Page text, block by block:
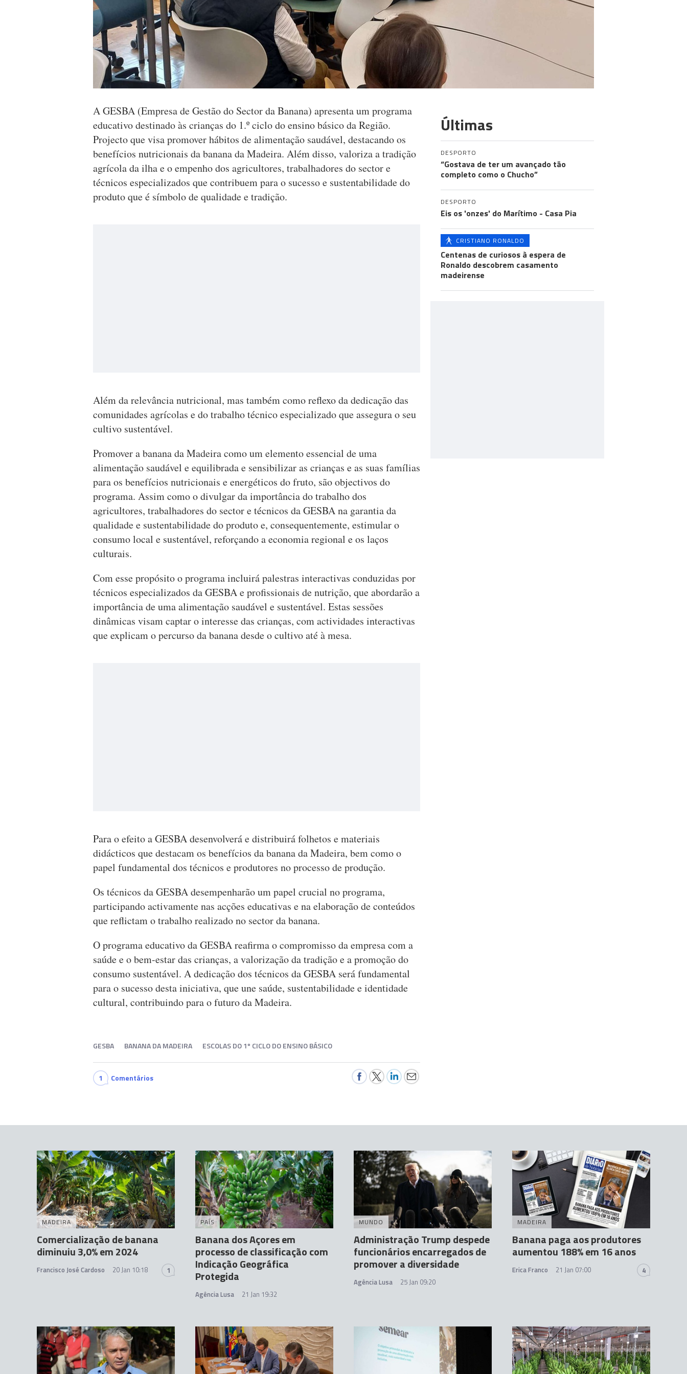
A GESBA (Empresa de Gestão do Sector da Banana) apresenta um programa
educativo destinado às crianças do 1.º ciclo do ensino básico da Região.
Projecto que visa promover hábitos de alimentação saudável, destacando os
benefícios nutricionais da banana da Madeira. Além disso, valoriza a tradição
agrícola da ilha e o empenho dos agricultores, trabalhadores do sector e
técnicos especializados que contribuem para o sucesso e sustentabilidade do
produto que é símbolo de qualidade e tradição.
Além da relevância nutricional, mas também como reflexo da dedicação das
comunidades agrícolas e do trabalho técnico especializado que assegura o seu
cultivo sustentável.
Promover a banana da Madeira como um elemento essencial de uma
alimentação saudável e equilibrada e sensibilizar as crianças e as suas famílias
para os benefícios nutricionais e energéticos do fruto, são objectivos do
programa. Assim como o divulgar da importância do trabalho dos
agricultores, trabalhadores do sector e técnicos da GESBA na garantia da
qualidade e sustentabilidade do produto e, consequentemente, estimular o
consumo local e sustentável, reforçando a economia regional e os laços
culturais.
Com esse propósito o programa incluirá palestras interactivas conduzidas por
técnicos especializados da GESBA e profissionais de nutrição, que abordarão a
importância de uma alimentação saudável e sustentável. Estas sessões
dinâmicas visam captar o interesse das crianças, com actividades interactivas
que explicam o percurso da banana desde o cultivo até à mesa.
Para o efeito a GESBA desenvolverá e distribuirá folhetos e materiais
didácticos que destacam os benefícios da banana da Madeira, bem como o
papel fundamental dos técnicos e produtores no processo de produção.
Os técnicos da GESBA desempenharão um papel crucial no programa,
participando activamente nas acções educativas e na elaboração de conteúdos
que reflictam o trabalho realizado no sector da banana.
O programa educativo da GESBA reafirma o compromisso da empresa com a
saúde e o bem-estar das crianças, a valorização da tradição e a promoção do
consumo sustentável. A dedicação dos técnicos da GESBA será fundamental
para o sucesso desta iniciativa, que une saúde, sustentabilidade e identidade
cultural, contribuindo para o futuro da Madeira.
GESBA BANANA DA MADEIRA ESCOLAS DO 1º CICLO DO ENSINO BÁSICO
1 Comentários
Últimas
DESPORTO
“Gostava de ter um avançado tão
completo como o Chucho”
DESPORTO
Eis os 'onzes' do Marítimo - Casa Pia
CRISTIANO RONALDO
Centenas de curiosos à espera de
Ronaldo descobrem casamento
madeirense
MADEIRA
Comercialização de banana
diminuiu 3,0% em 2024
Francisco José Cardoso 20 Jan 10:18 1
PAÍS
Banana dos Açores em
processo de classificação com
Indicação Geográfica
Protegida
Agência Lusa 21 Jan 19:32
MUNDO
Administração Trump despede
funcionários encarregados de
promover a diversidade
Agência Lusa 25 Jan 09:20
MADEIRA
Banana paga aos produtores
aumentou 188% em 16 anos
Erica Franco 21 Jan 07:00 4